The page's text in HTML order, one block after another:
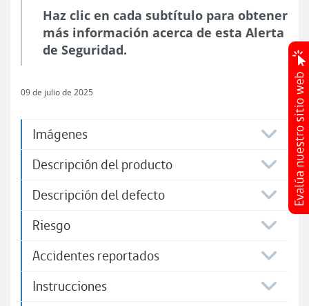
Haz clic en cada subtítulo para obtener
más información acerca de esta Alerta
de Seguridad.
09 de julio de 2025
Imágenes
Descripción del producto
Descripción del defecto
Riesgo
Accidentes reportados
Instrucciones